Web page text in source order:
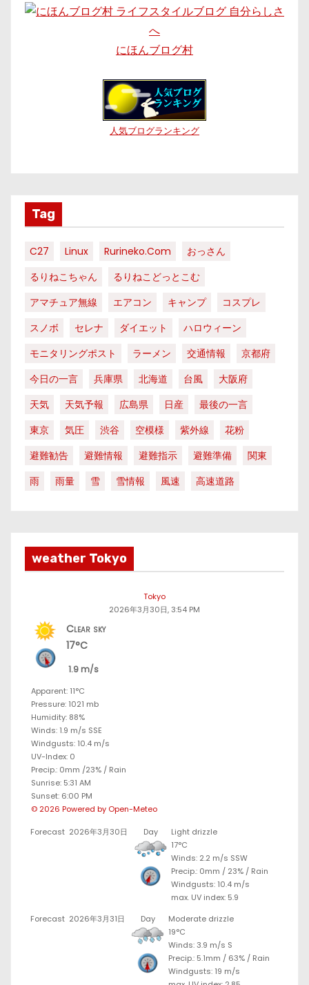
にほんブログ村
人気ブログランキング
Tag
C27 Linux Rurineko.com
おっさん
るりねこちゃん
るりねこどっとこむ
アマチュア無線
エアコン キャンプ
コスプレ
スノボ
セレナ ダイエット
ハロウィーン
モニタリングポスト
ラーメン 交通情報
京都府
今日の一言
兵庫県 北海道 台風
大阪府
天気
天気予報 広島県 日産
最後の一言
東京
気圧 渋谷 空模様 紫外線
花粉
避難勧告
避難情報 避難指示 避難準備
関東
雨
雨量 雪 雪情報 風速 高速道路
weather Tokyo
Tokyo
2026年3月30日, 3:54 PM
Clear sky
17°C
1.9 m/s
Apparent: 11°C
Pressure: 1021 mb
Humidity: 88%
Winds: 1.9 m/s SSE
Windgusts: 10.4 m/s
UV-Index: 0
Precip.: 0mm /23% / Rain
Sunrise: 5:31 AM
Sunset: 6:00 PM
© 2026 Powered by Open-Meteo
Forecast 2026年3月30日 Day
Light drizzle
17°C
Winds: 2.2 m/s SSW
Precip.: 0mm / 23% / Rain
Windgusts: 10.4 m/s
max. UV index: 5.9
Forecast 2026年3月31日 Day
Moderate drizzle
19°C
Winds: 3.9 m/s S
Precip.: 5.1mm / 63% / Rain
Windgusts: 19 m/s